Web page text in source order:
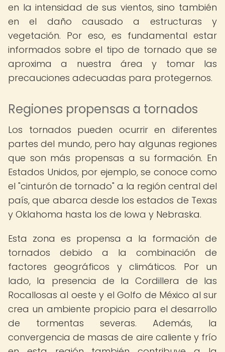
en la intensidad de sus vientos, sino también
en el daño causado a estructuras y
vegetación. Por eso, es fundamental estar
informados sobre el tipo de tornado que se
aproxima a nuestra área y tomar las
precauciones adecuadas para protegernos.
Regiones propensas a tornados
Los tornados pueden ocurrir en diferentes
partes del mundo, pero hay algunas regiones
que son más propensas a su formación. En
Estados Unidos, por ejemplo, se conoce como
el "cinturón de tornado" a la región central del
país, que abarca desde los estados de Texas
y Oklahoma hasta los de Iowa y Nebraska.
Esta zona es propensa a la formación de
tornados debido a la combinación de
factores geográficos y climáticos. Por un
lado, la presencia de la Cordillera de las
Rocallosas al oeste y el Golfo de México al sur
crea un ambiente propicio para el desarrollo
de tormentas severas. Además, la
convergencia de masas de aire caliente y frío